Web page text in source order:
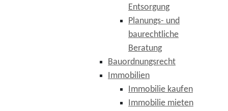
Entsorgung
Planungs- und
baurechtliche
Beratung
Bauordnungsrecht
Immobilien
Immobilie kaufen
Immobilie mieten